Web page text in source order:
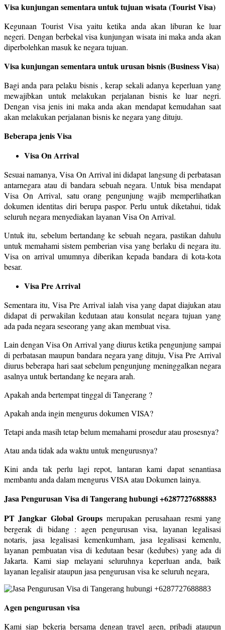
Visa kunjungan sementara untuk tujuan wisata (Tourist Visa)
Kegunaan Tourist Visa yaitu ketika anda akan liburan ke luar
negeri. Dengan berbekal visa kunjungan wisata ini maka anda akan
diperbolehkan masuk ke negara tujuan.
Visa kunjungan sementara untuk urusan bisnis (Business Visa)
Bagi anda para pelaku bisnis , kerap sekali adanya keperluan yang
mewajibkan untuk melakukan perjalanan bisnis ke luar negri.
Dengan visa jenis ini maka anda akan mendapat kemudahan saat
akan melakukan perjalanan bisnis ke negara yang dituju.
Beberapa jenis Visa
Visa On Arrival
Sesuai namanya, Visa On Arrival ini didapat langsung di perbatasan
antarnegara atau di bandara sebuah negara. Untuk bisa mendapat
Visa On Arrival, satu orang pengunjung wajib memperlihatkan
dokumen identitas diri berupa paspor. Perlu untuk diketahui, tidak
seluruh negara menyediakan layanan Visa On Arrival.
Untuk itu, sebelum bertandang ke sebuah negara, pastikan dahulu
untuk memahami sistem pemberian visa yang berlaku di negara itu.
Visa on arrival umumnya diberikan kepada bandara di kota-kota
besar.
Visa Pre Arrival
Sementara itu, Visa Pre Arrival ialah visa yang dapat diajukan atau
didapat di perwakilan kedutaan atau konsulat negara tujuan yang
ada pada negara seseorang yang akan membuat visa.
Lain dengan Visa On Arrival yang diurus ketika pengunjung sampai
di perbatasan maupun bandara negara yang dituju, Visa Pre Arrival
diurus beberapa hari saat sebelum pengunjung meninggalkan negara
asalnya untuk bertandang ke negara arah.
Apakah anda bertempat tinggal di Tangerang ?
Apakah anda ingin mengurus dokumen VISA?
Tetapi anda masih tetap belum memahami prosedur atau prosesnya?
Atau anda tidak ada waktu untuk mengurusnya?
Kini anda tak perlu lagi repot, lantaran kami dapat senantiasa
membantu anda dalam mengurus VISA atau Dokumen lainya.
Jasa Pengurusan Visa di Tangerang hubungi +6287727688883
PT Jangkar Global Groups merupakan perusahaan resmi yang
bergerak di bidang : agen pengurusan visa, layanan legalisasi
notaris, jasa legalisasi kemenkumham, jasa legalisasi kemenlu,
layanan pembuatan visa di kedutaan besar (kedubes) yang ada di
Jakarta. Kami siap melayani seluruhnya keperluan anda, baik
layanan legalisir ataupun jasa pengurusan visa ke seluruh negara,
Agen pengurusan visa
Kami siap bekerja bersama dengan travel agen, pribadi ataupun